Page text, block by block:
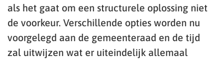
als het gaat om een structurele oplossing niet
de voorkeur. Verschillende opties worden nu
voorgelegd aan de gemeenteraad en de tijd
zal uitwijzen wat er uiteindelijk allemaal